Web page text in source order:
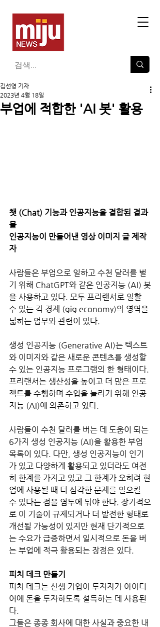
부업에 적합한 'AI 봇' 활용
김선영 기자
2023년 4월 18일
챗 (Chat) 기능과 인공지능을 결합된 결과
물
인공지능이 만들어낸 영상 이미지 글 제작
자
사람들은 부업으로 일하고 수천 달러를 벌
기 위해 ChatGPT와 같은 인공지능 (AI) 봇
을 사용하고 있다. 모두 프리랜서로 일할
수 있는 긱 경제 (gig economy)의 영역을
넓히는 업무와 관련이 있다.
생성 인공지능 (Generative AI)는 텍스트
와 이미지와 같은 새로운 콘텐츠를 생성할
수 있는 인공지능 프로그램의 한 형태이다.
프리랜서는 생산성을 높이고 더 많은 프로
젝트를 수행하며 수입을 늘리기 위해 인공
지능 (AI)에 의존하고 있다.
사람들이 수천 달러를 버는 데 도움이 되는
6가지 생성 인공지능 (AI)을 활용한 부업
목록이 있다. 다만, 생성 인공지능이 인기
가 있고 다양하게 활용되고 있더라도 여전
히 한계를 가지고 있고 그 한계가 오히려 현
업에 사용될 때 더 심각한 문제를 일으킬
수 있다는 점을 염두에 둬야 한다. 장기적으
로 이 기술이 규제되거나 더 발전한 형태로
개선될 가능성이 있지만 현재 단기적으로
는 수요가 급증하면서 일시적으로 돈을 버
는 부업에 적극 활용되는 장점은 있다.
피치 데크 만들기
피치 데크는 신생 기업이 투자자가 아이디
어에 돈을 투자하도록 설득하는 데 사용된
다.
그들은 종종 회사에 대한 사실과 중요한 내